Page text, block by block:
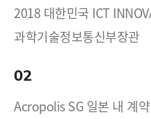
2018 대한민국 ICT
과학기술정보통신부장관
02
Acropolis SG 일본 내 계